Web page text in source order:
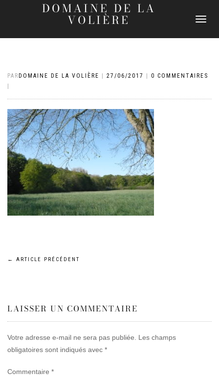
DOMAINE DE LA
VOLIÈRE
DÉPLIER
PAR DOMAINE DE LA VOLIÈRE 27/06/2017
0 COMMENTAIRES
Navigation
l’article
← ARTICLE PRÉCÉDENT
LAISSER UN COMMENTAIRE
Votre adresse e-mail ne sera pas publiée.
Les champs
obligatoires sont indiqués avec *
Commentaire *